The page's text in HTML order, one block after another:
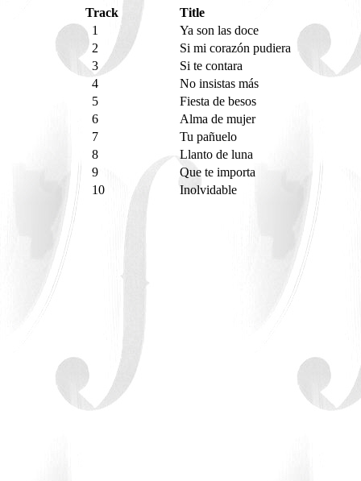
Track
Title
1
Ya son las doce
2
Si mi corazón pudiera
3
Si te contara
4
No insistas más
5
Fiesta de besos
6
Alma de mujer
7
Tu pañuelo
8
Llanto de luna
9
Que te importa
10
Inolvidable